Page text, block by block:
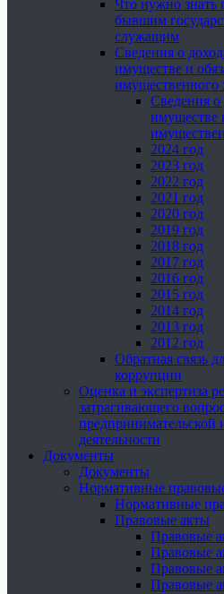
Что нужно знать
бывшим
служащим
Сведения о
имуществе и
имущественного
Сведения о
имуществе
2024 год
2023 год
2022 год
2021 год
2020 год
2019 год
2018 год
2017 год
2016 год
2015 год
2014 год
2013 год
2012 год
Обратная связь
коррупции
Оценка и экспертиза
затрагивающего
предпринимательской
деятельности
Документы
Документы
Нормативные
Нормативные
Правовые акты
Правовые
Правовые
Правовые
Правовые